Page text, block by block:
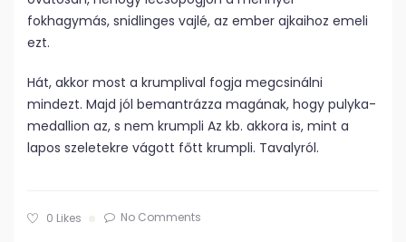
fokhagymás, snidlinges vajlé, az ember ajkaihoz emeli
ezt.
Hát, akkor most a krumplival fogja megcsinálni
mindezt. Majd jól bemantrázza magának, hogy pulyka-
medallion az, s nem krumpli Az kb. akkora is, mint a
lapos szeletekre vágott főtt krumpli. Tavalyról.
0 Likes No Comments